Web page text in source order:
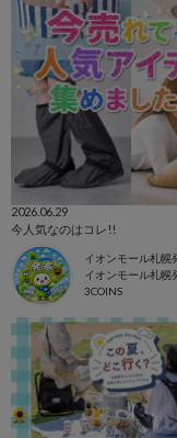
2026.06.29
今人気なのはコレ!!
イオンモール札幌
イオンモール札幌
3COINS